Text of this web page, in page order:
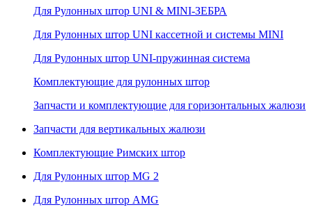
Для Рулонных штор UNI & MINI-ЗЕБРА
Для Рулонных штор UNI кассетной и системы MINI
Для Рулонных штор UNI-пружинная система
Комплектующие для рулонных штор
Запчасти и комплектующие для горизонтальных жалюзи
Запчасти для вертикальных жалюзи
Комплектующие Римских штор
Для Рулонных штор MG 2
Для Рулонных штор AMG